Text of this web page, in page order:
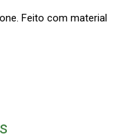
Feito com material